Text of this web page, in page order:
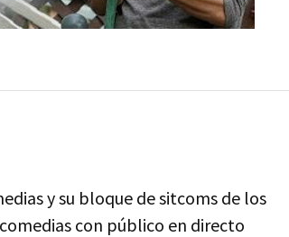
y su bloque de sitcoms de los
comedias con público en directo